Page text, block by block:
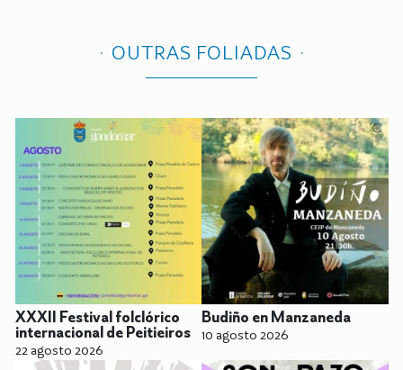
OUTRAS FOLIADAS
XXXII Festival folclórico
internacional de Peitieiros
22 agosto 2026
Budiño en Manzaneda
10 agosto 2026